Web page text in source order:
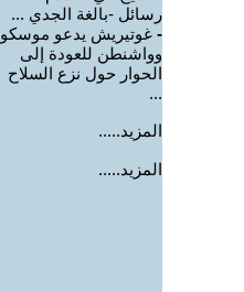
رسائل -بالغة الجدي ...
- غوتيريش يدعو موسكو
وواشنطن للعودة إلى
الحوار حول نزع السلاح
...
المزيد.....
المزيد.....